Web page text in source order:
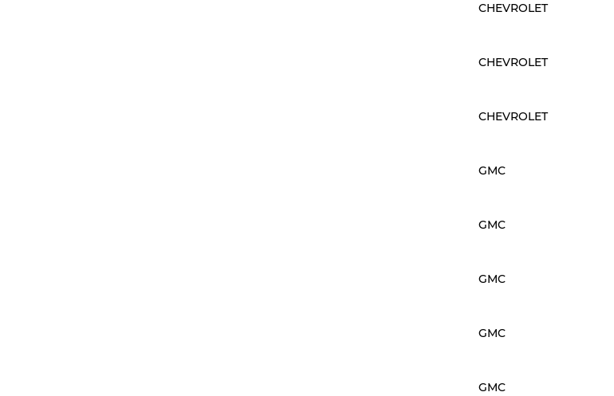
CHEVROLET
CHEVROLET
CHEVROLET
GMC
GMC
GMC
GMC
GMC